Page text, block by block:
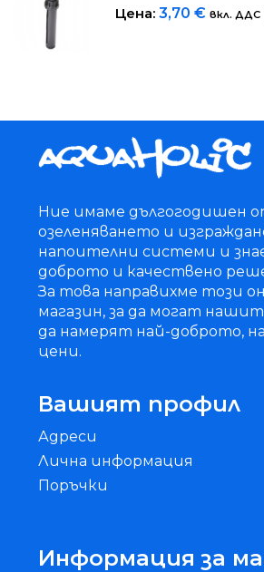
Цена:3,70€ вкл. ДДС
Ние имаме дългогодишен
озеленяването и
напоителни системи и
доброто и качествено
За това направихме този
магазин, за да могат
да намерят най-доброто,
цени.
Вашият профил
Адреси
Лична информация
Поръчки
Информация за